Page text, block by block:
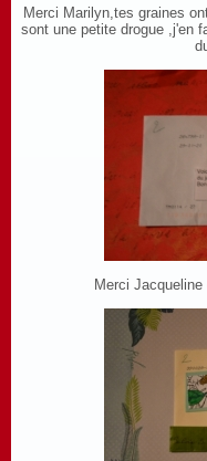
Merci Marilyn,tes graines
sont une petite drogue ,j'en
Merci